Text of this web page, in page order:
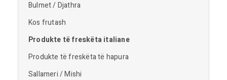
Bulmet / Djathra
Kos frutash
Produkte të freskëta italiane
Produkte të freskëta të hapura
Sallameri / Mishi